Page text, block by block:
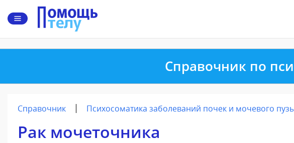
Справочник по
Справочник Психосоматика заболеваний почек и мочевого
Рак мочеточника